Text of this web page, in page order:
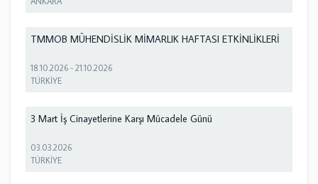
TMMOB MÜHENDİSLİK MİMARLIK HAFTASI ETKİNLİKLERİ
18.10.2026 -21.10.2026
TÜRKİYE
3 Mart İş Cinayetlerine Karşı Mücadele Günü
03.03.2026
TÜRKİYE